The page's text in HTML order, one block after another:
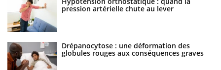
pression artérielle chute au lever
Drépanocytose : une déformation des
globules rouges aux conséquences graves